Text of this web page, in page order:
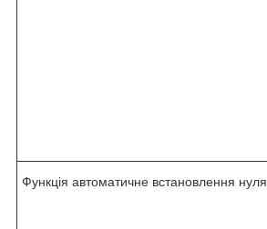
Функція автоматичне встановлення нуля